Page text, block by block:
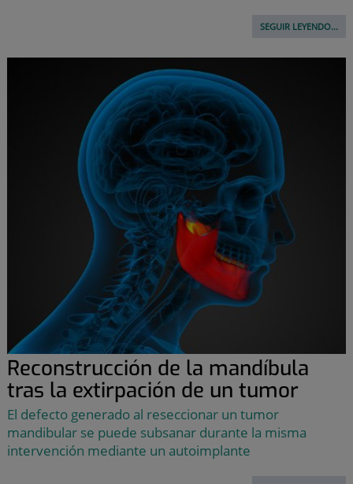
SEGUIR LEYENDO...
Reconstrucción de la mandíbula
tras la extirpación de un tumor
El defecto generado al reseccionar un tumor
mandibular se puede subsanar durante la misma
intervención mediante un autoimplante